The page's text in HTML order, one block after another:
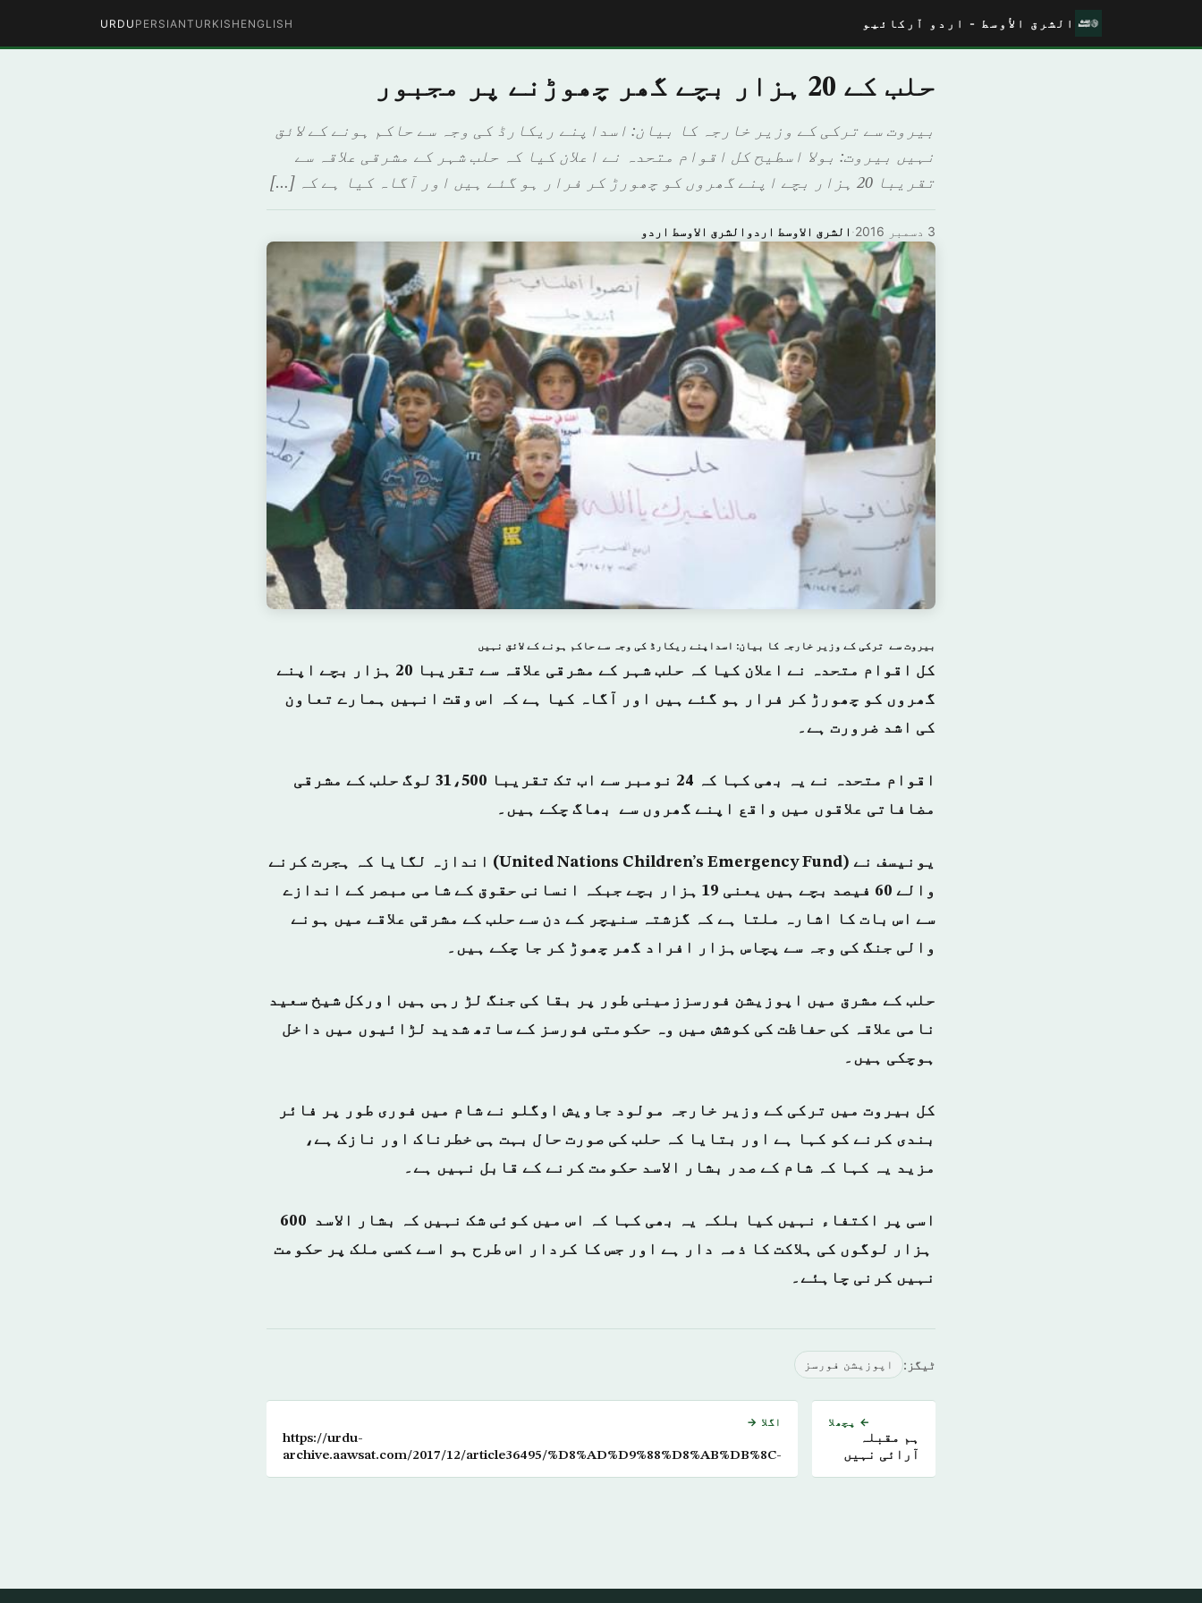
الشرق الأوسط - اردو آرکائیو ENGLISH
TURKISH
PERSIAN
URDU
حلب کے 20 ہزار بچے گھر چھوڑنے پر مجبور
بیروت سے ترکی کے وزیر خارجہ کا بیان: اسداپنے ریکارڈ کی وجہ سے حاکم ہونے کے لائق
نہیں بیروت: بولا اسطیح کل اقوام متحدہ نے اعلان کیا کہ حلب شہر کے مشرقی علاقہ سے
تقریبا 20 ہزار بچے اپنے گھروں کو چھورڑ کر فرار ہو گئے ہیں اور آگاہ کیا ہے کہ […]
الشرق الاوسط اردوالشرق الاوسط اردو · 3 دسمبر 2016
بیروت سے ترکی کے وزیر خارجہ کا بیان: اسداپنے ریکارڈ کی وجہ سے حاکم ہونے کے لائق نہیں
کل اقوام متحدہ نے اعلان کیا کہ حلب شہر کے مشرقی علاقہ سے تقریبا 20 ہزار بچے اپنے
گھروں کو چھورڑ کر فرار ہو گئے ہیں اور آگاہ کیا ہے کہ اس وقت انہیں ہمارے تعاون
کی اشد ضرورت ہے۔
اقوام متحدہ نے یہ بھی کہا کہ 24 نومبر سے اب تک تقریبا 31،500 لوگ حلب کے مشرقی
مضافاتی علاقوں میں واقع اپنے گھروں سے بھاگ چکے ہیں۔
یونیسف نے (United Nations Children’s Emergency Fund) اندازہ لگایا کہ ہجرت کرنے
والے 60 فیصد بچے ہیں یعنی 19 ہزار بچے جبکہ انسانی حقوق کے شامی مبصر کے اندازے
سے اس بات کا اشارہ ملتا ہے کہ گزشتہ سنیچر کے دن سے حلب کے مشرقی علاقے میں ہونے
والی جنگ کی وجہ سے پچاس ہزار افراد گھر چھوڑ کر جا چکے ہیں۔
حلب کے مشرق میں اپوزیشن فورسززمینی طور پر بقا کی جنگ لڑ رہی ہیں اورکل شیخ سعید
نامی علاقہ کی حفاظت کی کوشش میں وہ حکومتی فورسز کے ساتھ شدید لڑائیوں میں داخل
ہوچکی ہیں۔
کل بیروت میں ترکی کے وزیر خارجہ مولود جاویش اوگلو نے شام میں فوری طور پر فائر
بندی کرنے کو کہا ہے اور بتایا کہ حلب کی صورت حال بہت ہی خطرناک اور نازک ہے،
مزید یہ کہا کہ شام کے صدر بشار الاسد حکومت کرنے کے قابل نہیں ہے۔
اسی پر اکتفاء نہیں کیا بلکہ یہ بھی کہا کہ اس میں کوئی شک نہیں کہ بشار الاسد 600
ہزار لوگوں کی ہلاکت کا ذمہ دار ہے اور جس کا کردار اس طرح ہو اسے کسی ملک پر حکومت
نہیں کرنی چاہئے۔
ٹیگز: اپوزیشن فورسز
← پچھلا
ہم مقبلہ
آرائی نہیں
اگلا →
https://urdu-
archive.aawsat.com/2017/12/article36495/%D8%AD%D9%88%D8%AB%DB%8C-